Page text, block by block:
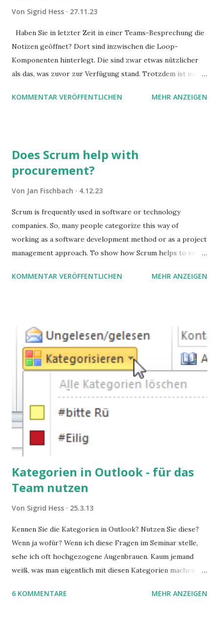
Von Sigrid Hess 27.11.23
Haben Sie in letzter Zeit in einer Teams-Besprechung die
Notizen geöffnet? Dort sind inzwischen die Loop-
Komponenten hinterlegt. Die sind zwar etwas nützlicher
als das, was zuvor zur Verfügung stand. Trotzdem ist noch
Stolperfallen. Hier ein erster, kritischer Blick auf das was
KOMMENTAR VERÖFFENTLICHEN MEHR ANZEIGEN
Does Scrum help with
procurement?
Von Jan Fischbach 4.12.23
Scrum is frequently used in software or technology
companies. So, many people categorize this way of
working as a software development method or as a project
management approach. To show how Scrum helps to solve
processes.
KOMMENTAR VERÖFFENTLICHEN MEHR ANZEIGEN
Kategorien in Outlook - für das
Team nutzen
Von Sigrid Hess 25.3.13
Kennen Sie die Kategorien in Outlook? Nutzen Sie diese?
Wenn ja wofür? Wenn ich diese Fragen im Seminar stelle,
sehe ich oft hochgezogene Augenbrauen. Kaum jemand
weiß, was man eigentlich mit diesen Kategorien machen
sie Ihnen vor.
6 KOMMENTARE MEHR ANZEIGEN